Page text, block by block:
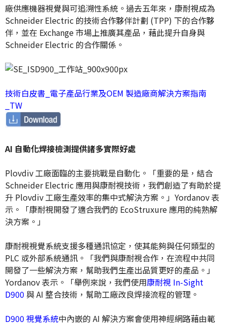
廠供應機器視覺與可追溯性系統。過去五年來，康耐視成為
Schneider Electric 的技術合作夥伴計劃 (TPP) 下的合作夥
伴，並在 Exchange 市場上推廣其產品，藉此提升自身與
Schneider Electric 的合作關係。
技術白皮書_電子產品行業及OEM 製造廠商解決方案指南
_TW
AI 自動化焊接檢測提供諸多實際好處
Plovdiv 工廠面臨的主要挑戰是自動化。「重要的是，結合
Schneider Electric 應用與康耐視技術，我們創造了有助於提
升 Plovdiv 工廠生產效率的集中式解決方案。」Yordanov 表
示。「康耐視開發了適合我們的 EcoStruxure 應用的純熟解
決方案。」
康耐視視覺系統支援多種通訊協定，使其能夠與任何類型的
PLC 或外部系統通訊。「我們與康耐視合作，在流程中共同
開發了一些解決方案，幫助我們生產出品質更好的產品。」
Yordanov 表示。「舉例來說，我們使用康耐視 In-Sight
D900 與 AI 整合技術，幫助工廠改良焊接流程的管理。
D900 視覺系統中內嵌的 AI 解決方案會使用神經網路藉由範